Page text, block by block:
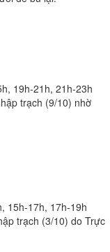
19h-21h, 21h-23h
trạch (9/10) nhờ
15h-17h, 17h-19h
trạch (3/10) do Trực